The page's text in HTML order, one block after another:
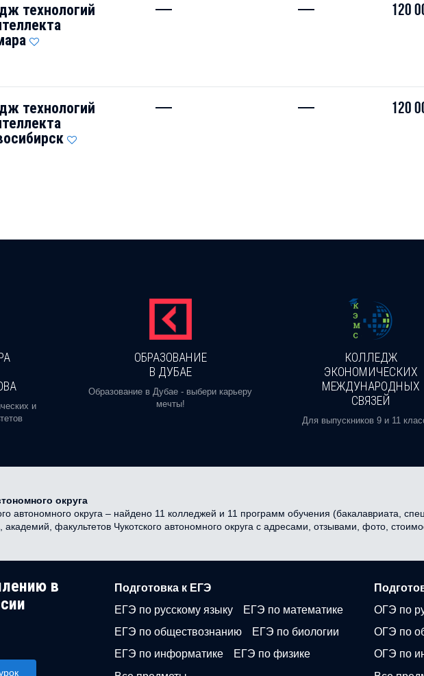
технологий
— — 120
технологий
— — 120
и
ОБРАЗОВАНИЕ
В ДУБАЕ
Образование в Дубае - выбери карьеру
мечты!
КОЛЛЕДЖ
ЭКОНОМИЧЕСКИХ
МЕЖДУНАРОДНЫХ
СВЯЗЕЙ
Для выпускников 9 и 11
округа
автономного округа – найдено 11 колледжей и 11 программ обучения (бакалавриата,
академий, факультетов Чукотского автономного округа с адресами, отзывами, фото,
в
Подготовка к ЕГЭ
ЕГЭ по русскому языку
ЕГЭ по математике
ЕГЭ по обществознанию
ЕГЭ по биологии
ЕГЭ по информатике
ЕГЭ по физике
ОГЭ по
ОГЭ по
ОГЭ по